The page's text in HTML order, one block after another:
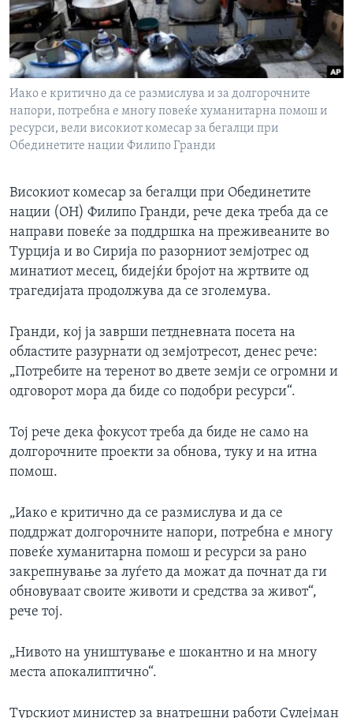
ИНТЕРВЈУА
Јазици
Иако е критично да се размислува и за долгорочните
напори, потребна е многу повеќе хуманитарна помош и
ресурси, вели високиот комесар за бегалци при
Обединетите нации Филипо Гранди
Високиот комесар за бегалци при Обединетите
нации (ОН) Филипо Гранди, рече дека треба да се
направи повеќе за поддршка на преживеаните во
Турција и во Сирија по разорниот земјотрес од
минатиот месец, бидејќи бројот на жртвите од
трагедијата продолжува да се зголемува.
Гранди, кој ја заврши петдневната посета на
областите разурнати од земјотресот, денес рече:
„Потребите на теренот во двете земји се огромни и
одговорот мора да биде со подобри ресурси“.
Тој рече дека фокусот треба да биде не само на
долгорочните проекти за обнова, туку и на итна
помош.
„Иако е критично да се размислува и да се
поддржат долгорочните напори, потребна е многу
повеќе хуманитарна помош и ресурси за рано
закрепнување за луѓето да можат да почнат да ги
обновуваат своите животи и средства за живот“,
рече тој.
„Нивото на уништување е шокантно и на многу
места апокалиптично“.
Турскиот министер за внатрешни работи Сулејман